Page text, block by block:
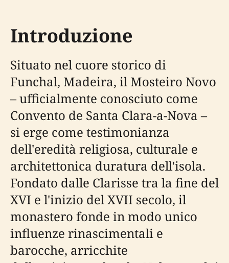
Introduzione
Situato nel cuore storico di
Funchal, Madeira, il Mosteiro Novo
– ufficialmente conosciuto come
Convento de Santa Clara-a-Nova –
si erge come testimonianza
dell'eredità religiosa, culturale e
architettonica duratura dell'isola.
Fondato dalle Clarisse tra la fine del
XVI e l'inizio del XVII secolo, il
monastero fonde in modo unico
influenze rinascimentali e
barocche, arricchite